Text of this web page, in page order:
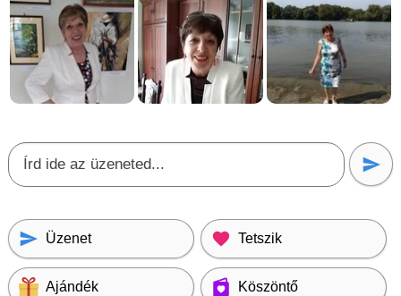
Üzenet Tetszik
Ajándék Köszöntő